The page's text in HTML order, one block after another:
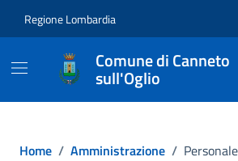
Regione Lombardia
Comune di Canneto
sull'Oglio
Home / Amministrazione /